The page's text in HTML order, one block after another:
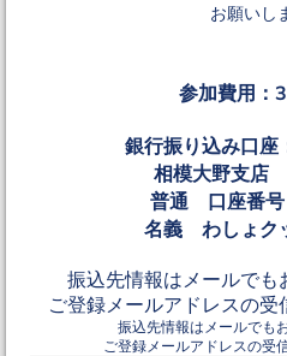
お願いし
参加費用：
銀行振り込み口座
相模大野支店
普通 口座番
名義 わしょク
振込先情報はメールでも
ご登録メールアドレスの受
振込先情報はメールでも
ご登録メールアドレスの受